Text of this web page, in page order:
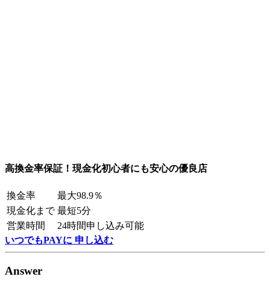
高換金率保証！現金化初心者にも安心の優良店
換金率
最大98.9％
現金化まで 最短5分
営業時間
24時間申し込み可能
いつでもPAYに 申し込む
Answer